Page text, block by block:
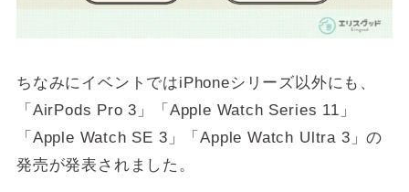
ちなみにイベントではiPhoneシリーズ以外にも、
「AirPods Pro 3」「Apple Watch Series 11」
「Apple Watch SE 3」「Apple Watch Ultra 3」の
発売が発表されました。